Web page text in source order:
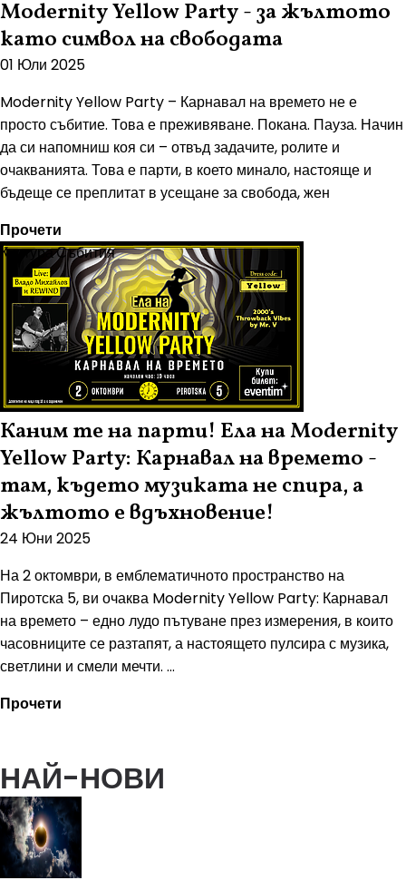
Modernity Yellow Party - за жълтото
като символ на свободата
01 Юли 2025
Modernity Yellow Party – Карнавал на времето не е
просто събитие. Това е преживяване. Покана. Пауза. Начин
да си напомниш коя си – отвъд задачите, ролите и
очакванията. Това е парти, в което минало, настояще и
бъдеще се преплитат в усещане за свобода, жен
Прочети
КултураСъбития
Каним те на парти! Ела на Modernity
Yellow Party: Карнавал на времето -
там, където музиката не спира, а
жълтото е вдъхновение!
24 Юни 2025
На 2 октомври, в емблематичното пространство на
Пиротска 5, ви очаква Modernity Yellow Party: Карнавал
на времето – едно лудо пътуване през измерения, в които
часовниците се разтапят, а настоящето пулсира с музика,
светлини и смели мечти. ...
Прочети
НАЙ-НОВИ